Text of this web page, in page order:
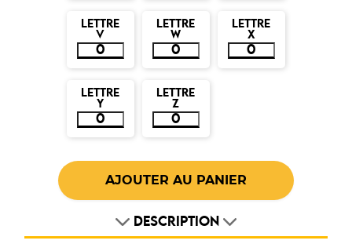
LETTRE
V
LETTRE
W
LETTRE
X
LETTRE
Y
LETTRE
Z
DESCRIPTION